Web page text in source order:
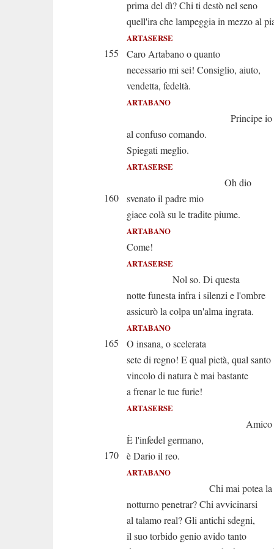
prima del dì? Chi ti destò nel seno
quell'ira che lampeggia in mezzo al
ARTASERSE
155
Caro Artabano o quanto
necessario mi sei! Consiglio, aiuto,
vendetta, fedeltà.
ARTABANO
Principe io
al confuso comando.
Spiegati meglio.
ARTASERSE
Oh dio
160
svenato il padre mio
giace colà su le tradite piume.
ARTABANO
Come!
ARTASERSE
Nol so. Di questa
notte funesta infra i silenzi e l'ombre
assicurò la colpa un'alma ingrata.
ARTABANO
165
O insana, o scelerata
sete di regno! E qual pietà, qual santo
vincolo di natura è mai bastante
a frenar le tue furie!
ARTASERSE
Amico
È l'infedel germano,
170
è Dario il reo.
ARTABANO
Chi mai potea la
notturno penetrar? Chi avvicinarsi
al talamo real? Gli antichi sdegni,
il suo torbido genio avido tanto